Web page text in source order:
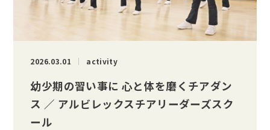
2026.03.01 activity
幼少期の習い事に 心と体を磨くチアダン
ス ／ アルビレックスチアリーダーズスク
ール